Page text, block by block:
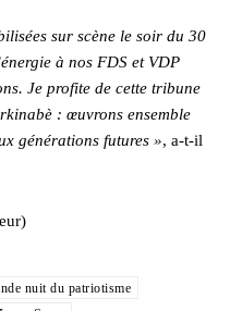
sur scène le soir du 30
à nos FDS et VDP
Je profite de cette tribune
: œuvrons ensemble
générations futures », a-t-il
nuit du patriotisme